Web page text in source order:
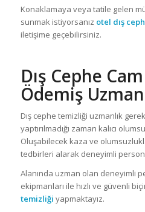
Konaklamaya veya tatile gelen
sunmak istiyorsanız otel dış
iletişime geçebilirsiniz.
Dış Cephe
Ödemiş
Dış cephe temizliği uzmanlık
yaptırılmadığı zaman kalıcı
Oluşabilecek kaza ve
tedbirleri alarak deneyimli
Alanında uzman olan deneyimli
ekipmanları ile hızlı ve güvenli
temizliği yapmaktayız.